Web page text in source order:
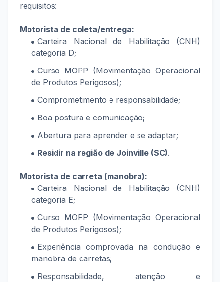
requisitos:
Motorista de coleta/entrega:
Carteira Nacional de Habilitação (CNH)
categoria D;
Curso MOPP (Movimentação Operacional
de Produtos Perigosos);
Comprometimento e responsabilidade;
Boa postura e comunicação;
Abertura para aprender e se adaptar;
Residir na região de Joinville (SC).
Motorista de carreta (manobra):
Carteira Nacional de Habilitação (CNH)
categoria E;
Curso MOPP (Movimentação Operacional
de Produtos Perigosos);
Experiência comprovada na condução e
manobra de carretas;
Responsabilidade, atenção e